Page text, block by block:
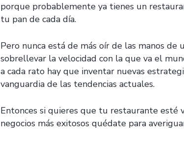
porque probablemente ya tienes un
tu pan de cada día.
Pero nunca está de más oír de las manos
sobrellevar la velocidad con la que va el
a cada rato hay que inventar nuevas
vanguardia de las tendencias actuales.
Entonces si quieres que tu restaurante esté
negocios más exitosos quédate para